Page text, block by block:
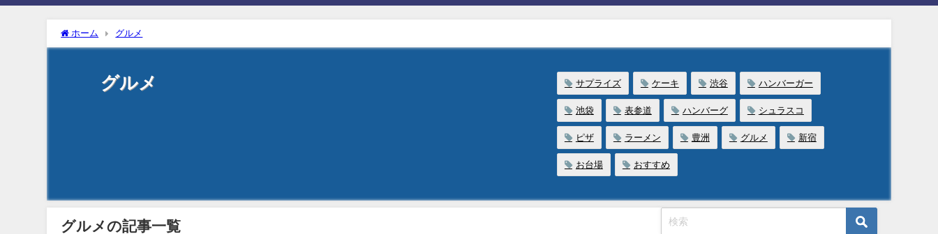
ホーム グルメ
グルメ サプライズ ケーキ 渋谷 ハンバーガー
池袋 表参道 ハンバーグ シュラスコ
ピザ ラーメン 豊洲 グルメ 新宿
お台場 おすすめ
グルメの記事一覧